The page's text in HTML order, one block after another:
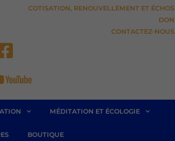
COTISATION, RENOUVELLEMENT ET ÉCHOS
DON
CONTACTEZ-NOUS
MÉDITATION ET ÉCOLOGIE
BOUTIQUE